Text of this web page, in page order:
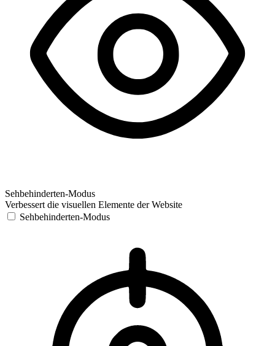
Sehbehinderten-Modus
Verbessert die visuellen Elemente der Website
Sehbehinderten-Modus